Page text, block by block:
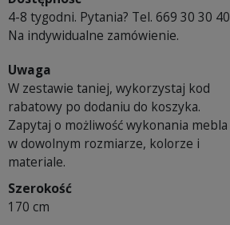
4-8 tygodni. Pytania? Tel. 669 30 30 40
Na indywidualne zamówienie.
Uwaga
W zestawie taniej, wykorzystaj kod
rabatowy po dodaniu do koszyka.
Zapytaj o możliwość wykonania mebla
w dowolnym rozmiarze, kolorze i
materiale.
Szerokość
170 cm